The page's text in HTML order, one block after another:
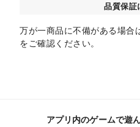
品質保証
万が一商品に不備がある場合
をご確認ください。
アプリ内のゲームで遊